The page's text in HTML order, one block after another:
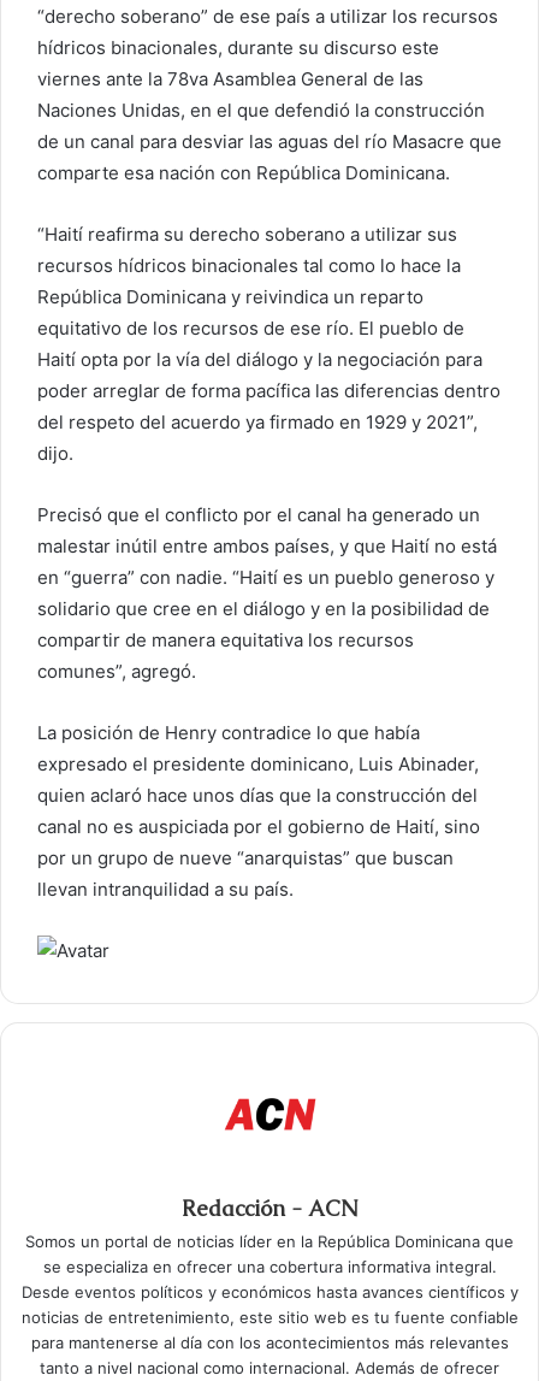
r
e
e
c
r
ó
n
i
c
o
“derecho soberano” de ese país a utilizar los recursos
hídricos binacionales, durante su discurso este
viernes ante la 78va Asamblea General de las
Naciones Unidas, en el que defendió la construcción
de un canal para desviar las aguas del río Masacre que
comparte esa nación con República Dominicana.
“Haití reafirma su derecho soberano a utilizar sus
recursos hídricos binacionales tal como lo hace la
República Dominicana y reivindica un reparto
equitativo de los recursos de ese río. El pueblo de
Haití opta por la vía del diálogo y la negociación para
poder arreglar de forma pacífica las diferencias dentro
del respeto del acuerdo ya firmado en 1929 y 2021”,
dijo.
Precisó que el conflicto por el canal ha generado un
malestar inútil entre ambos países, y que Haití no está
en “guerra” con nadie. “Haití es un pueblo generoso y
solidario que cree en el diálogo y en la posibilidad de
compartir de manera equitativa los recursos
comunes”, agregó.
La posición de Henry contradice lo que había
expresado el presidente dominicano, Luis Abinader,
quien aclaró hace unos días que la construcción del
canal no es auspiciada por el gobierno de Haití, sino
por un grupo de nueve “anarquistas” que buscan
llevan intranquilidad a su país.
Redacción - ACN
Somos un portal de noticias líder en la República Dominicana que
se especializa en ofrecer una cobertura informativa integral.
Desde eventos políticos y económicos hasta avances científicos y
noticias de entretenimiento, este sitio web es tu fuente confiable
para mantenerse al día con los acontecimientos más relevantes
tanto a nivel nacional como internacional. Además de ofrecer